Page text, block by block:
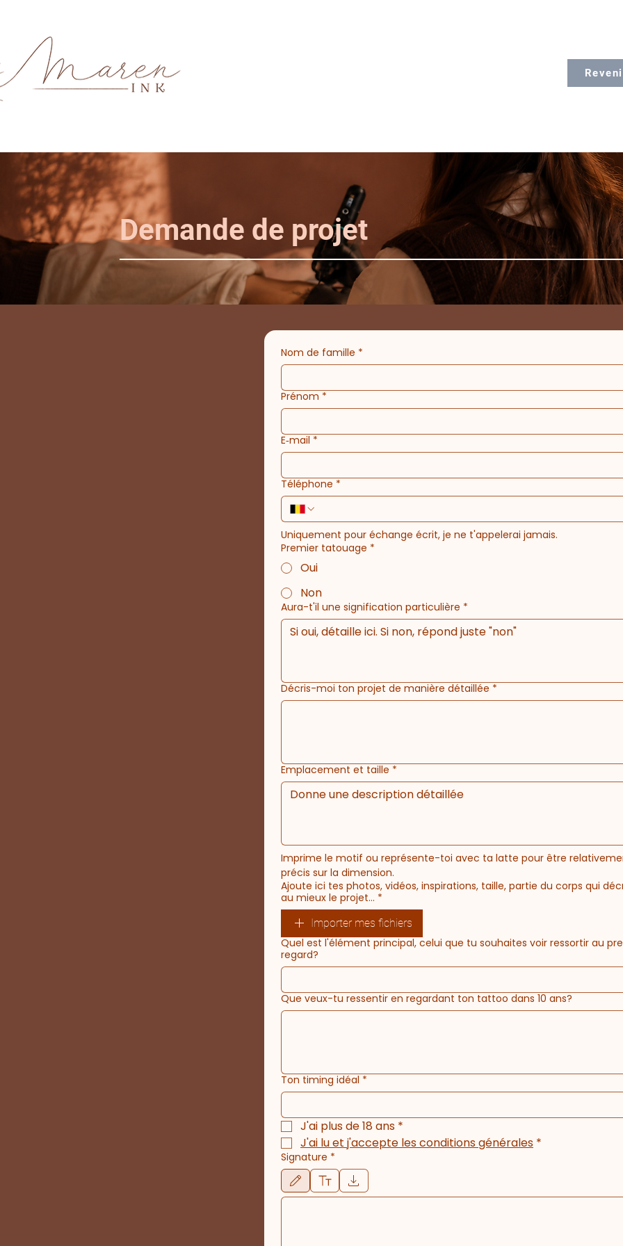
Demande de projet
Nom de famille *
Prénom *
E‑mail *
Téléphone *
Uniquement pour échange écrit, je ne t'appelerai jamais.
Premier tatouage *
Oui
Non
Aura-t'il une signification particulière *
Décris-moi ton projet de manière détaillée *
Emplacement et taille *
Imprime le motif ou représente-toi avec ta latte pour être
précis sur la dimension.
Ajoute ici tes photos, vidéos, inspirations, taille, partie du corps qui
au mieux le projet... *
Importer mes fichiers
Quel est l'élément principal, celui que tu souhaites voir ressortir au
regard?
Que veux-tu ressentir en regardant ton tattoo dans 10 ans?
Ton timing idéal *
J'ai plus de 18 ans *
J'ai lu et j'accepte les conditions générales *
Signature *
Le mode de dessin a été sélectionné. Le dessin nécessite une souris ou un pavé tactile. Pour